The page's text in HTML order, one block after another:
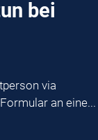
bei
via
an eine...